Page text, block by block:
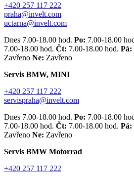
+420 257 117 222
praha@invelt.com
uctarna@invelt.com
Dnes 7.00-18.00 hod. Po: 7.00-18.00
7.00-18.00 hod. Čt: 7.00-18.00 hod. Pá:
Zavřeno Ne: Zavřeno
Servis BMW, MINI
+420 257 117 222
servispraha@invelt.com
Dnes 7.00-18.00 hod. Po: 7.00-18.00
7.00-18.00 hod. Čt: 7.00-18.00 hod. Pá:
Zavřeno Ne: Zavřeno
Servis BMW Motorrad
+420 257 117 222